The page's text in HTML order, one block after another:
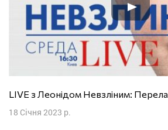
LIVE з Леонідом Невзліним:
18 Січня 2023 р.